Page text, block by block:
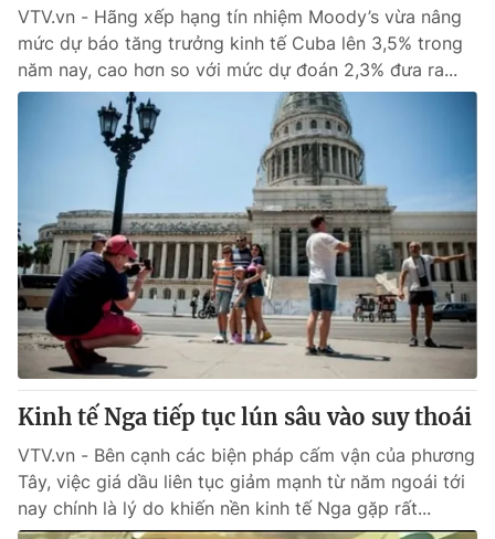
Hậu trường
Nhân vật
Giải sao mai
Giải trí
Điện ảnh
Đời sống
Chất lượng cuộc sống
Học trực tuyến
Công nghệ
Hitech Công nghệ tương lai
Sản phẩm
Thị trường
Tư vấn
Giao lưu trực tuyến
Lịch phát sóng
Chuyên mục khác
Emagazine Podcast
Photo Infographic
VTV.vn - Hãng xếp hạng tín nhiệm Moody’s vừa nâng
mức dự báo tăng trưởng kinh tế Cuba lên 3,5% trong
năm nay, cao hơn so với mức dự đoán 2,3% đưa ra...
Kinh tế Nga tiếp tục lún sâu vào suy thoái
VTV.vn - Bên cạnh các biện pháp cấm vận của phương
Tây, việc giá dầu liên tục giảm mạnh từ năm ngoái tới
nay chính là lý do khiến nền kinh tế Nga gặp rất...